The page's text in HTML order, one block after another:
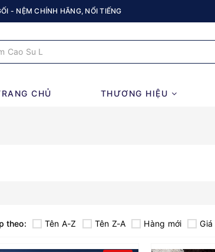
- NỆM CHÍNH HÃNG, NỔI TIẾNG
CHỦ THƯƠNG HIỆU
theo: Tên A-Z Tên Z-A Hàng mới